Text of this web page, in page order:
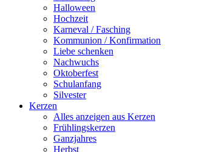
Halloween
Hochzeit
Karneval / Fasching
Kommunion / Konfirmation
Liebe schenken
Nachwuchs
Oktoberfest
Schulanfang
Silvester
Kerzen
Alles anzeigen aus Kerzen
Frühlingskerzen
Ganzjahres
Herbst